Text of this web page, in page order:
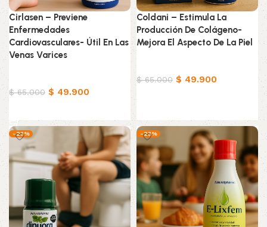
Cirlasen – Previene
Enfermedades
Cardiovasculares- Útil En Las
Venas Varices
$65.000 $ 49.900
Coldani – Estimula La
Producción De Colágeno-
Mejora El Aspecto De La Piel
$65.000 $ 49.900
-23% -23%